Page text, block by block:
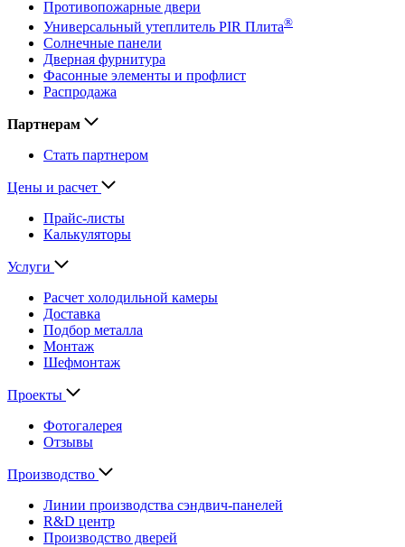
Противопожарные двери
Универсальный утеплитель PIR Плита®
Солнечные панели
Дверная фурнитура
Фасонные элементы и профлист
Распродажа
Партнерам
Стать партнером
Цены и расчет
Прайс-листы
Калькуляторы
Услуги
Расчет холодильной камеры
Доставка
Подбор металла
Монтаж
Шефмонтаж
Проекты
Фотогалерея
Отзывы
Производство
Линии производства сэндвич-панелей
R&D центр
Производство дверей